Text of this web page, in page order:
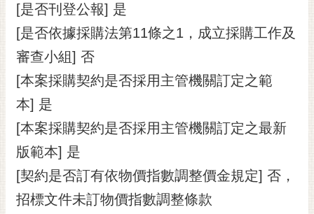
[是否刊登公報] 是
[是否依據採購法第11條之1，成立採購工作及
審查小組] 否
[本案採購契約是否採用主管機關訂定之範
本] 是
[本案採購契約是否採用主管機關訂定之最新
版範本] 是
[契約是否訂有依物價指數調整價金規定] 否，
招標文件未訂物價指數調整條款